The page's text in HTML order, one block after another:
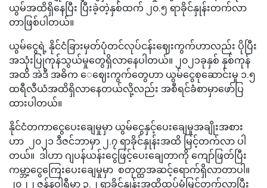
ယွမ်အထိရှိနေပြီး ပြီးခဲ့တဲ့နှစ်ထက် ၂၀.၅ ရာခိုင်နှုန်းတက်လာ
တာဖြစ်ပါတယ်။
ယွမ်ငွေရဲ့ နိုင်ငံခြားမှတ်ပုံတင်လုပ်ငန်းဈေးကွက်ဟာလည်း ပိုပြီး
အသုံးပြုကုန်သွယ်မှုတွေရှိလာနေပါတယ်။ ၂၀၂၁ခုနှစ် နှစ်ကုန်
အထိ အဲဒီ အဓိက ‌ေဈေးကွက်တွေဟာ ယွမ်ငွေစုဆောင်းမှု ၁.၅
ထရီလီယံအထိရှိလာနေတယ်လို့လည်း အစီရင်ခံစာမှာဖော်ပြ
ထားပါတယ်။
နိုင်ငံတကာငွေပေးချေမှုမှာ ယွမ်ငွေနှင့်ပေးချေမှုအချိုးအစား
ဟာ ၂၀၂၁ ဒီဇင်ဘာမှာ ၂.၇ ရာခိုင်နှုန်းအထိ မြင့်တက်လာ ပါ
တယ်။ ဒါဟာ ဂျပန်ယန်းငွေဖြင့်ပေးချေတာကို ကျော်ဖြတ်ပြီး
ကမ္ဘာ့ငွေကြေးပေးချေမှုမှာ စတုတ္ထအဆင့်ရောက်ရှိလာတာပါ။
၂၀၂၂ ဇန်နဝါရီမှာ ၃.၂ ရာခိုင်နှုန်းအထိထပ်မံမြင့်တက်လာပြီး